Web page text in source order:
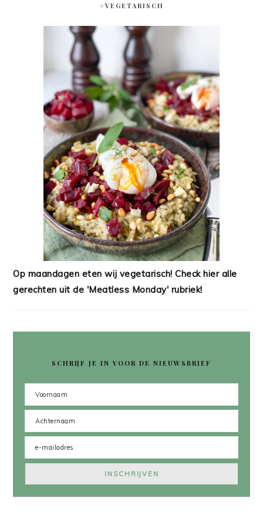
#VEGETARISCH
Op maandagen eten wij vegetarisch! Check hier alle
gerechten uit de 'Meatless Monday' rubriek!
SCHRIJF JE IN VOOR DE NIEUWSBRIEF